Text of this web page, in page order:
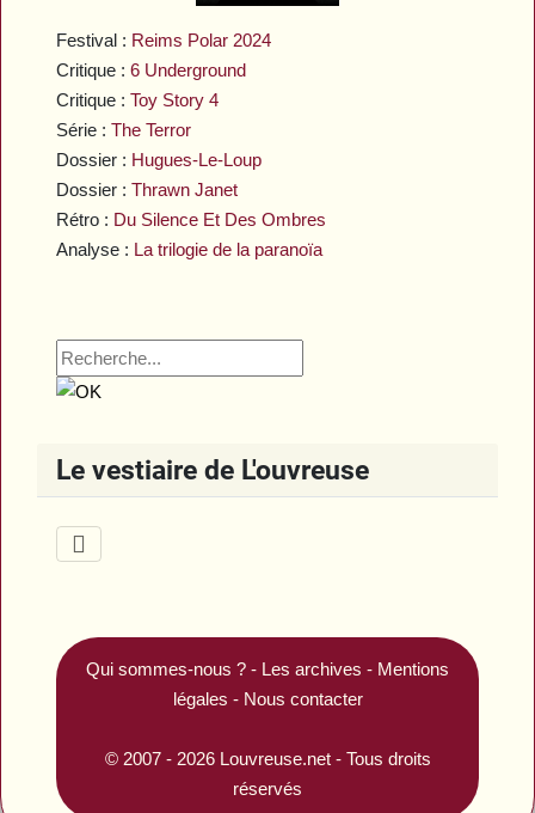
Festival : Reims Polar 2024
Critique :6 Underground
Critique :Toy Story 4
Série :The Terror
Dossier : Hugues-Le-Loup
Dossier :Thrawn Janet
Rétro : Du Silence Et Des Ombres
Analyse : La trilogie de la paranoïa
Le vestiaire de L'ouvreuse
Qui sommes-nous ? - Les archives - Mentions
légales - Nous contacter
© 2007 - 2026 Louvreuse.net- Tous droits
réservés